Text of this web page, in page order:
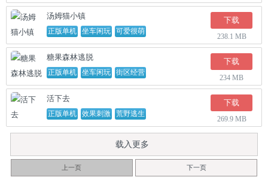
汤姆猫小镇
正版单机 坐车闲玩 可爱很萌
下载
238.1 MB
糖果森林逃脱
正版单机 坐车闲玩 街区经营
下载
234 MB
活下去
正版单机 效果刺激 荒野逃生
下载
269.9 MB
载入更多
上一页 下一页